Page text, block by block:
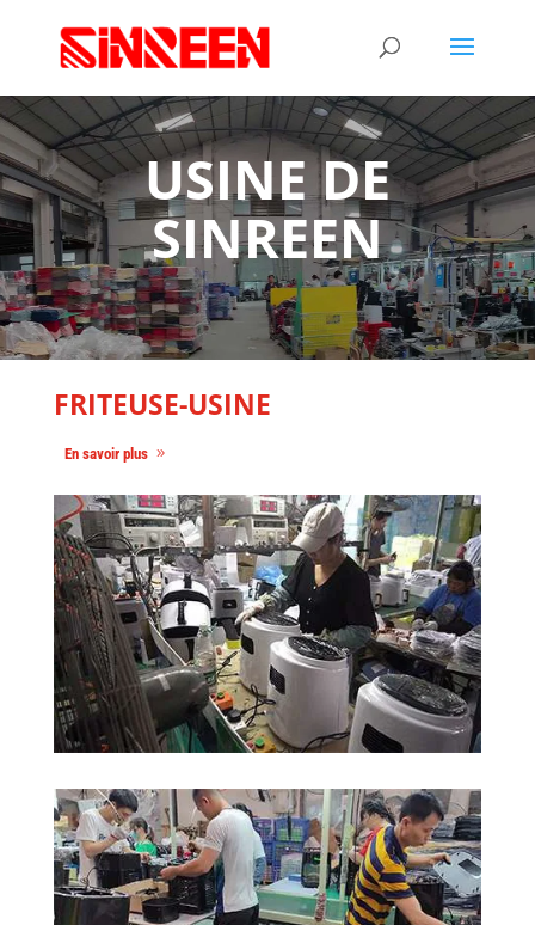
USINE DE
SINREEN
FRITEUSE-USINE
En savoir plus